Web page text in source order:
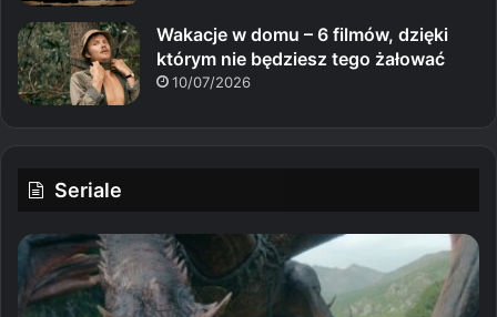
Wakacje w domu – 6 filmów, dzięki
którym nie będziesz tego żałować
10/07/2026
Seriale